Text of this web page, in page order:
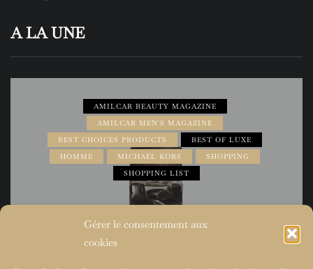
Gérer le consentement aux
cookies
A LA UNE
AMILCAR BEAUTY MAGAZINE
AMILCAR MEN'S MAGAZINE
BEST CHOICES PRODUCTS
BEST OF LUXE
HOMME
MICHAEL KORS
SHOPPING
SHOPPING LIST